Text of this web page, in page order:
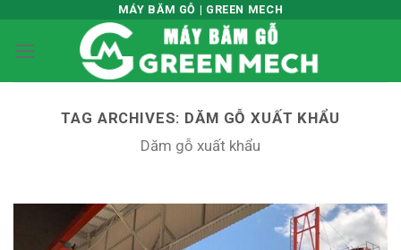
content
MÁY BĂM GỖ | GREEN MECH
TAG ARCHIVES: DĂM GỖ XUẤT KHẨU
Dăm gỗ xuất khẩu